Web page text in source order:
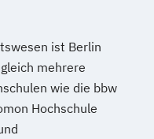
ist Berlin
mehrere
wie die bbw
Hochschule